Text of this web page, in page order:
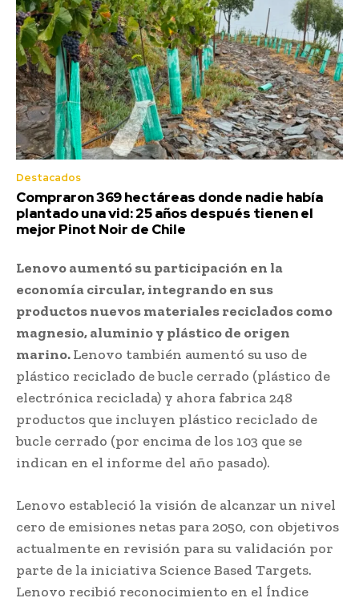
Destacados
Compraron 369 hectáreas donde nadie había
plantado una vid: 25 años después tienen el
mejor Pinot Noir de Chile
Lenovo aumentó su participación en la
economía circular, integrando en sus
productos nuevos materiales reciclados como
magnesio, aluminio y plástico de origen
marino.Lenovo también aumentó su uso de
plástico reciclado de bucle cerrado (plástico de
electrónica reciclada) y ahora fabrica 248
productos que incluyen plástico reciclado de
bucle cerrado (por encima de los 103 que se
indican en el informe del año pasado).
Lenovo estableció la visión de alcanzar un nivel
cero de emisiones netas para 2050, con objetivos
actualmente en revisión para su validación por
parte de la iniciativa Science Based Targets.
Lenovo recibió reconocimiento en el Índice